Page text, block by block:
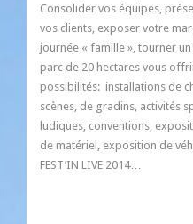
Consolider vos équipes,
vos clients, exposer votre
journée « famille », tourner
parc de 20 hectares vous
possibilités: installations de
scènes, de gradins, activités
ludiques, conventions,
de matériel, exposition de
FEST’IN LIVE 2014…